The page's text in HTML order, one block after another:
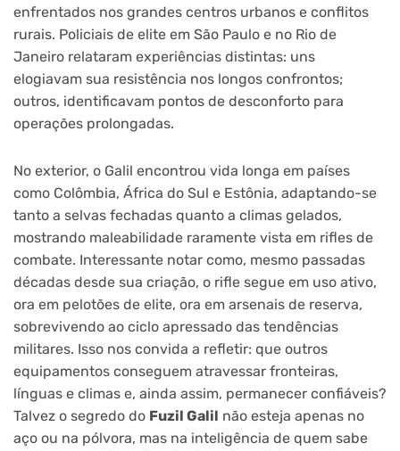
enfrentados nos grandes centros urbanos e conflitos
rurais. Policiais de elite em São Paulo e no Rio de
Janeiro relataram experiências distintas: uns
elogiavam sua resistência nos longos confrontos;
outros, identificavam pontos de desconforto para
operações prolongadas.
No exterior, o Galil encontrou vida longa em países
como Colômbia, África do Sul e Estônia, adaptando-se
tanto a selvas fechadas quanto a climas gelados,
mostrando maleabilidade raramente vista em rifles de
combate. Interessante notar como, mesmo passadas
décadas desde sua criação, o rifle segue em uso ativo,
ora em pelotões de elite, ora em arsenais de reserva,
sobrevivendo ao ciclo apressado das tendências
militares. Isso nos convida a refletir: que outros
equipamentos conseguem atravessar fronteiras,
línguas e climas e, ainda assim, permanecer confiáveis?
Talvez o segredo do Fuzil Galil não esteja apenas no
aço ou na pólvora, mas na inteligência de quem sabe